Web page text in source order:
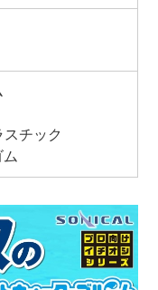
スチック
ム